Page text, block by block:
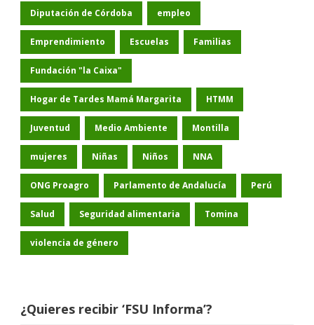
Diputación de Córdoba empleo
Emprendimiento Escuelas Familias
Fundación "la Caixa"
Hogar de Tardes Mamá Margarita HTMM
Juventud Medio Ambiente Montilla
mujeres Niñas Niños NNA
ONG Proagro Parlamento de Andalucía Perú
Salud Seguridad alimentaria Tomina
violencia de género
¿Quieres recibir ‘FSU Informa’?